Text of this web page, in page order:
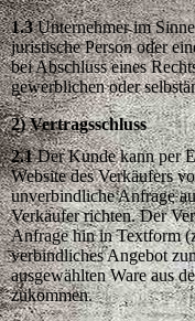
1.3Unternehmer im
juristische Person oder
bei Abschluss eines
gewerblichen oder
2) Vertragsschluss
2.1Der Kunde kann per
Website des Verkäufers
unverbindliche Anfrage
Verkäufer richten. Der
Anfrage hin in Textform
verbindliches Angebot
ausgewählten Ware aus
zukommen.